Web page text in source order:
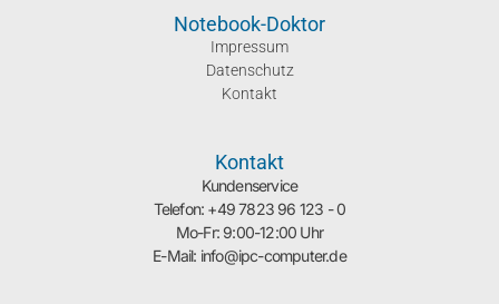
Notebook-Doktor
Impressum
Datenschutz
Kontakt
Kontakt
Kundenservice
Telefon: +49 7823 96 123 - 0
Mo-Fr: 9:00-12:00 Uhr
E-Mail: info@ipc-computer.de